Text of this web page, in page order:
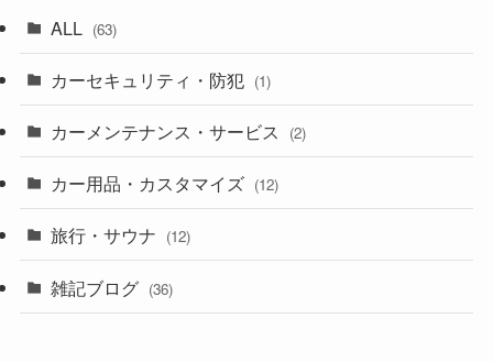
ALL (63)
カーセキュリティ・防犯 (1)
カーメンテナンス・サービス (2)
カー用品・カスタマイズ (12)
旅行・サウナ (12)
雑記ブログ (36)